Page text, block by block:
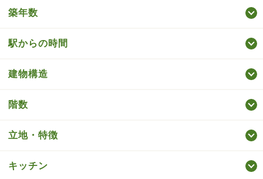
築年数
駅からの時間
建物構造
階数
立地・特徴
キッチン